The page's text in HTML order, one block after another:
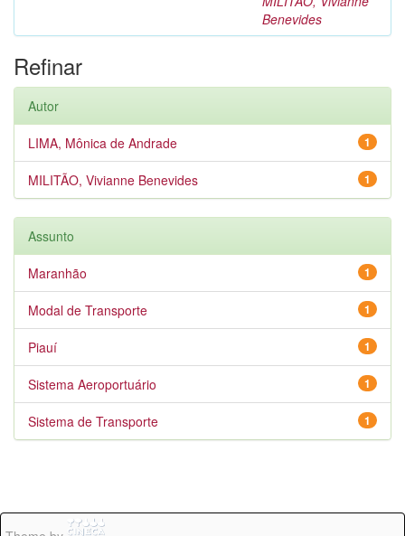
Benevides
Refinar
Autor
1
LIMA, Mônica de Andrade
1
MILITÃO, Vivianne Benevides
Assunto
1
Maranhão
1
Modal de Transporte
1
Piauí
1
Sistema Aeroportuário
1
Sistema de Transporte